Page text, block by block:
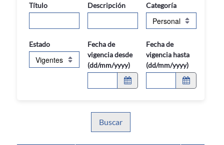
Título Descripción Categoría
Estado
Fecha de
vigencia desde
(dd/mm/yyyy)
Fecha de
vigencia hasta
(dd/mm/yyyy)
Buscar